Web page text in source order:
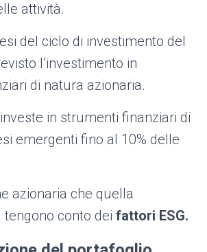
attività.
del ciclo di investimento del
l’investimento in
di natura azionaria.
in strumenti finanziari di
emergenti fino al 10% delle
azionaria che quella
conto dei fattori ESG.